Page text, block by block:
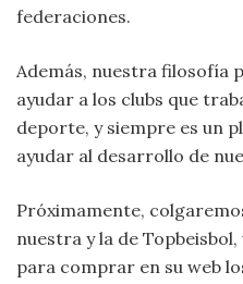
federaciones.
Además, nuestra filosofía
ayudar a los clubs que
deporte, y siempre es un
ayudar al desarrollo de
Próximamente,
nuestra y la de
para comprar en su web